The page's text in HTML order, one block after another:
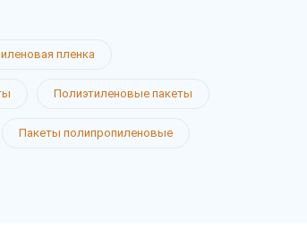
пленка
Полиэтиленовые пакеты
Пакеты полипропиленовые